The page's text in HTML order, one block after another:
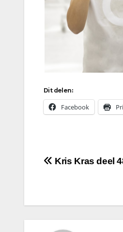
Dit delen:
Facebook
Bericht
Kris Kras deel